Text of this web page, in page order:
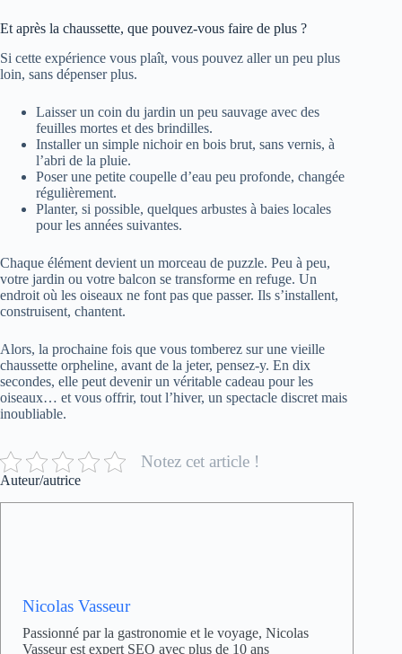
Et après la chaussette, que pouvez-vous faire de plus ?
Si cette expérience vous plaît, vous pouvez aller un peu plus
loin, sans dépenser plus.
Laisser un coin du jardin un peu sauvage avec des
feuilles mortes et des brindilles.
Installer un simple nichoir en bois brut, sans vernis, à
l’abri de la pluie.
Poser une petite coupelle d’eau peu profonde, changée
régulièrement.
Planter, si possible, quelques arbustes à baies locales
pour les années suivantes.
Chaque élément devient un morceau de puzzle. Peu à peu,
votre jardin ou votre balcon se transforme en refuge. Un
endroit où les oiseaux ne font pas que passer. Ils s’installent,
construisent, chantent.
Alors, la prochaine fois que vous tomberez sur une vieille
chaussette orpheline, avant de la jeter, pensez-y. En dix
secondes, elle peut devenir un véritable cadeau pour les
oiseaux… et vous offrir, tout l’hiver, un spectacle discret mais
inoubliable.
Notez cet article !
Auteur/autrice
Nicolas Vasseur
Passionné par la gastronomie et le voyage, Nicolas
Vasseur est expert SEO avec plus de 10 ans